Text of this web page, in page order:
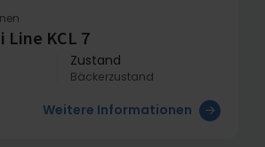
Line KCL 7
Zustand
Bäckerzustand
Weitere Informationen